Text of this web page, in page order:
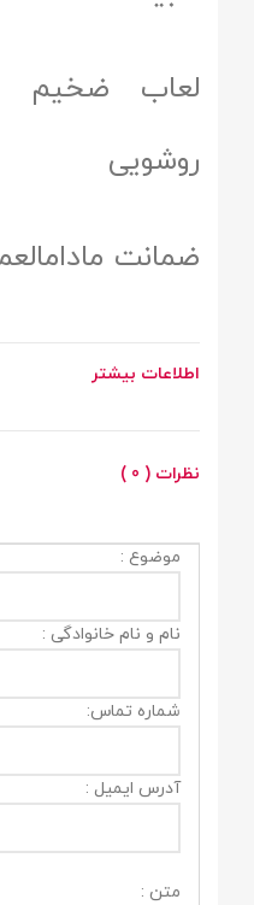
لعاب ضخیم
روشویی
ضمانت
اطلاعات بیشتر
نظرات ( 0 )
موضوع :
نام و نام خانوادگی :
شماره تماس:
آدرس ایمیل :
متن :